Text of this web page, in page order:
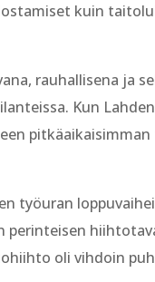
kuin
rauhallisena ja
Kun
työuran
perinteisen
oli vihdoin